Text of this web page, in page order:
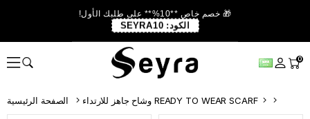
🎁 خصم خاص **10%** على طلبك الأول!
الكود: SEYRA10
0
وشاح جاهز للارتداء READY TO WEAR SCARF